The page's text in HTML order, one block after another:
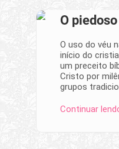
O
O uso do véu
início do
um preceito
Cristo por
grupos
Continuar